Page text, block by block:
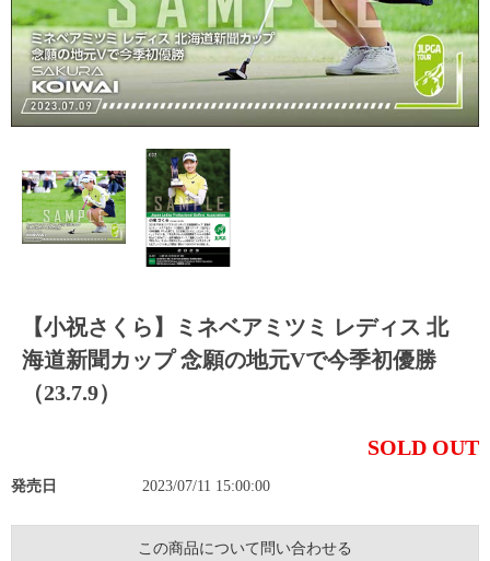
【小祝さくら】ミネベアミツミ レディス 北
海道新聞カップ 念願の地元Vで今季初優勝
（23.7.9）
SOLD OUT
発売日 2023/07/11 15:00:00
この商品について問い合わせる